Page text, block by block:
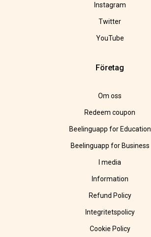
Instagram
Twitter
YouTube
Företag
Om oss
Redeem coupon
Beelinguapp for Education
Beelinguapp for Business
I media
Information
Refund Policy
Integritetspolicy
Cookie Policy